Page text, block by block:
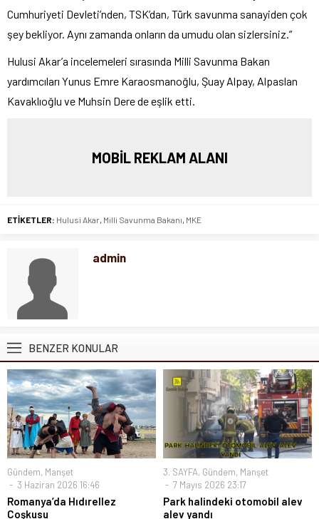
Cumhuriyeti Devleti’nden, TSK’dan, Türk savunma sanayiden çok
şey bekliyor. Aynı zamanda onların da umudu olan sizlersiniz.”
Hulusi Akar’a incelemeleri sırasında Milli Savunma Bakan
yardımcıları Yunus Emre Karaosmanoğlu, Şuay Alpay, Alpaslan
Kavaklıoğlu ve Muhsin Dere de eşlik etti.
MOBİL REKLAM ALANI
ETİKETLER: Hulusi Akar Milli Savunma Bakanı MKE
admin
BENZER KONULAR
Gündem, Manşet
3 Haziran 2026 16:46
Romanya’da Hıdırellez
Coşkusu
3. SAYFA, Gündem, Manşet
7 Mayıs 2026 23:17
Park halindeki otomobil alev
alev yandı